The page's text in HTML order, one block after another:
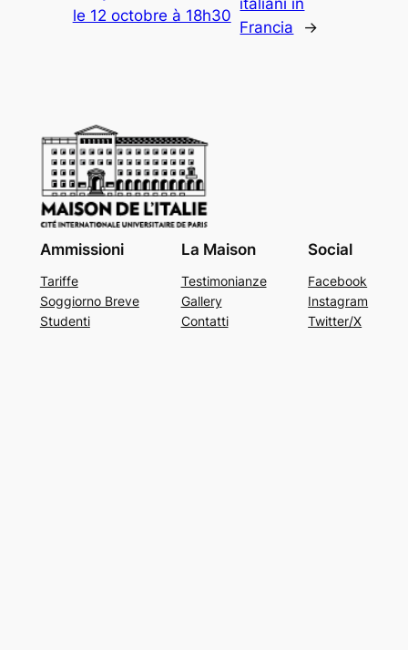
le 12 octobre à 18h30
Francia
→
Ammissioni
Tariffe
Soggiorno Breve
Studenti
La Maison
Testimonianze
Gallery
Contatti
Social
Facebook
Instagram
Twitter/X